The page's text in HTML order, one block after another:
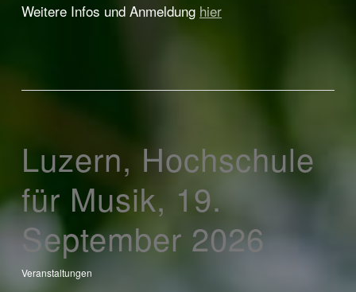
Weitere Infos und Anmeldung hier
Luzern, Hochschule
für Musik, 19.
September 2026
Veranstaltungen